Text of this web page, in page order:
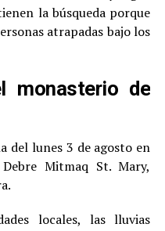
la búsqueda porque
atrapadas bajo los
monasterio de
del lunes 3 de agosto en
Mitmaq St. Mary,
locales, las lluvias